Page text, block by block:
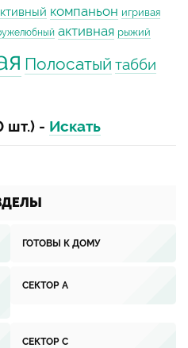
компаньон игривая
активная рыжий
Полосатый табби
шт.) - Искать
ГОТОВЫ К ДОМУ
СЕКТОР А
СЕКТОР С